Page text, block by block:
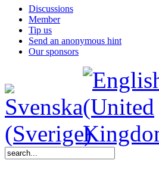
Discussions
Member
Tip us
Send an anonymous hint
Our sponsors